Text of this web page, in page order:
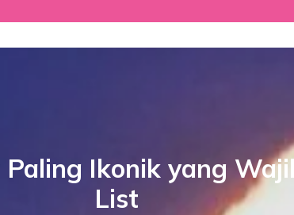
Paling Ikonik yang
List